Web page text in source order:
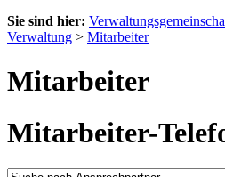
Sie sind hier:
Verwaltung > Mitarbeiter
Mitarbeiter
Mitarbeiter-